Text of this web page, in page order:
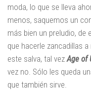
moda, lo que se lleva
menos, saquemos un
más bien un preludio, de
que hacerle zancadillas
este salva, tal vezAge of
vez no. Sólo les queda
que también sirve.